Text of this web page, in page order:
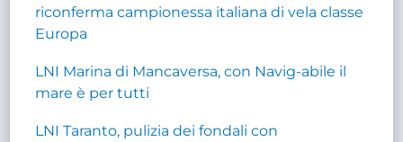
riconferma campionessa italiana di vela classe
Europa
LNI Marina di Mancaversa, con Navig-abile il
mare è per tutti
LNI Taranto, pulizia dei fondali con